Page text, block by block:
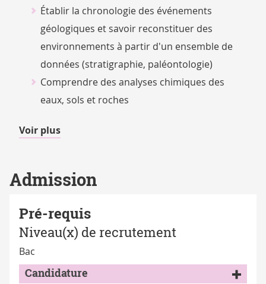
Établir la chronologie des événements
géologiques et savoir reconstituer des
environnements à partir d'un ensemble de
données (stratigraphie, paléontologie)
Comprendre des analyses chimiques des
eaux, sols et roches
Voir plusde
Admission
Pré-requis
Niveau(x) de recrutement
Bac
Candidature